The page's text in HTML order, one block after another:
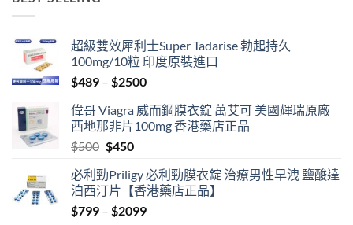
超級雙效犀利士Super Tadarise 勃起持久
100mg/10粒 印度原裝進口
$489 – $2500Price
$489
through
偉哥 Viagra 威而鋼膜衣錠 萬艾可 美國輝瑞原廠
西地那非片100mg 香港藥店正品
$500 Original
was:
$500.
$450Current
is:
$450.
必利勁Priligy 必利勁膜衣錠 治療男性早洩 鹽酸達
泊西汀片【香港藥店正品】
$799 – $2099Price